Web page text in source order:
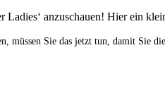
anzuschauen! Hier ein
müssen Sie das jetzt tun, damit Sie